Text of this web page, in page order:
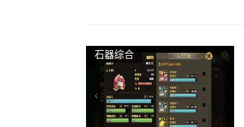
石器综合